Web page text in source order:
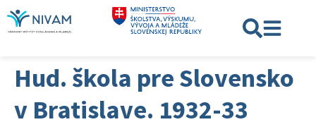
Hud. škola pre Slovensko
v Bratislave. 1932-33